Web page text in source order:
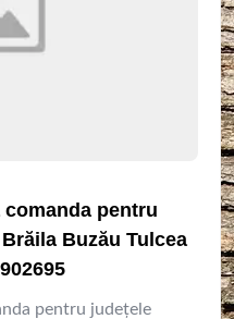
pentru
Buzău Tulcea
pentru județele